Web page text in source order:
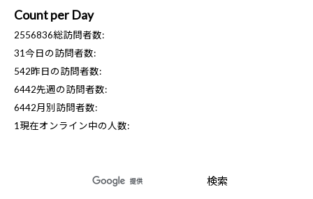
Count per Day
2556836総訪問者数:
31今日の訪問者数:
542昨日の訪問者数:
6442先週の訪問者数:
6442月別訪問者数:
1 現在オンライン中の人数: